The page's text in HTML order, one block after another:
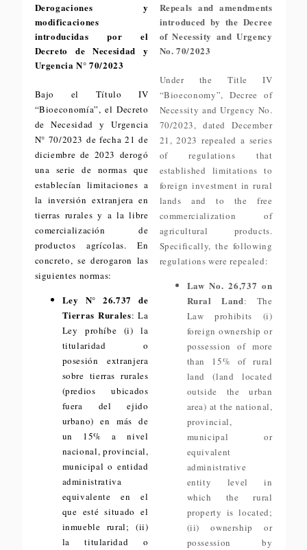
Derogaciones y
modificaciones
introducidas por el
Decreto de Necesidad y
Urgencia N° 70/2023
Bajo el Título IV
“Bioeconomía”, el Decreto
de Necesidad y Urgencia
N° 70/2023 de fecha 21 de
diciembre de 2023 derogó
una serie de normas que
establecían limitaciones a
la inversión extranjera en
tierras rurales y a la libre
comercialización de
productos agrícolas. En
concreto, se derogaron las
siguientes normas:
Ley N° 26.737 de
Tierras Rurales: La
Ley prohíbe (i) la
titularidad o
posesión extranjera
sobre tierras rurales
(predios ubicados
fuera del ejido
urbano) en más de
un 15% a nivel
nacional, provincial,
municipal o entidad
administrativa
equivalente en el
que esté situado el
inmueble rural; (ii)
la titularidad o
Repeals and amendments
introduced by the Decree
of Necessity and Urgency
No. 70/2023
Under the Title IV
“Bioeconomy”, Decree of
Necessity and Urgency No.
70/2023, dated December
21, 2023 repealed a series
of regulations that
established limitations to
foreign investment in rural
lands and to the free
commercialization of
agricultural products.
Specifically, the following
regulations were repealed:
Law No. 26,737 on
Rural Land: The
Law prohibits (i)
foreign ownership or
possession of more
than 15% of rural
land (land located
outside the urban
area) at the national,
provincial,
municipal or
equivalent
administrative
entity level in
which the rural
property is located;
(ii) ownership or
possession by